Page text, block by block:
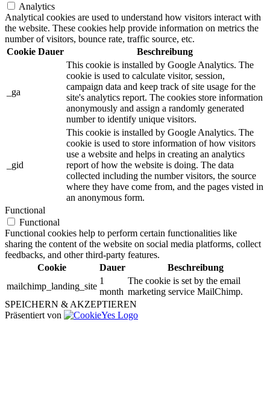
Analytics
Analytical cookies are used to understand how visitors interact with
the website. These cookies help provide information on metrics the
number of visitors, bounce rate, traffic source, etc.
Cookie Dauer Beschreibung
_ga
This cookie is installed by Google Analytics. The
cookie is used to calculate visitor, session,
campaign data and keep track of site usage for the
site's analytics report. The cookies store information
anonymously and assign a randomly generated
number to identify unique visitors.
_gid
This cookie is installed by Google Analytics. The
cookie is used to store information of how visitors
use a website and helps in creating an analytics
report of how the website is doing. The data
collected including the number visitors, the source
where they have come from, and the pages visted in
an anonymous form.
Functional
Functional
Functional cookies help to perform certain functionalities like
sharing the content of the website on social media platforms, collect
feedbacks, and other third-party features.
Cookie
Dauer
Beschreibung
mailchimp_landing_site
1
month
The cookie is set by the email
marketing service MailChimp.
SPEICHERN & AKZEPTIEREN
Präsentiert von